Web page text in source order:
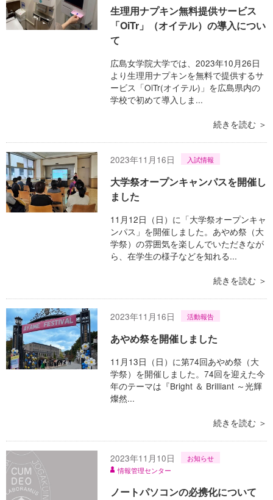
生理用ナプキン無料提供サービス
「OiTr」（オイテル）の導入につい
て
広島女学院大学では、2023年10月26日
より生理用ナプキンを無料で提供するサ
ービス「OiTr(オイテル)」を広島県内の
学校で初めて導入しま...
続きを読む ＞
2023年11月16日 入試情報
大学祭オープンキャンパスを開催し
ました
11月12日（日）に「大学祭オープンキャ
ンパス」を開催しました。あやめ祭（大
学祭）の雰囲気を楽しんでいただきなが
ら、在学生の様子などを知れる...
続きを読む ＞
2023年11月16日 活動報告
あやめ祭を開催しました
11月13日（日）に第74回あやめ祭（大
学祭）を開催しました。74回を迎えた今
年のテーマは『Bright ＆ Brilliant ～光輝
燦然...
続きを読む ＞
2023年11月10日
お知らせ
情報管理センター
ノートパソコンの必携化について